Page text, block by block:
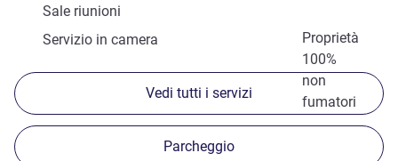
Sale riunioni
Proprietà
100%
non
fumatori
Servizio in camera
Vedi tutti i servizi
Parcheggio